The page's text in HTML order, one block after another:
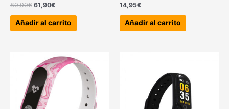
80,00€ 61,90€
Añadir al carrito
14,95€
Añadir al carrito